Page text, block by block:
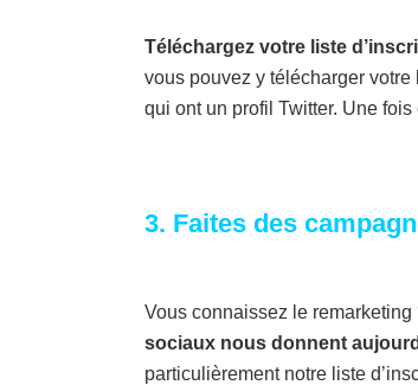
Téléchargez votre liste
vous pouvez y télécharger
qui ont un profil Twitter. Une
3. Faites des
Vous connaissez le
sociaux nous donnent
particulièrement notre liste